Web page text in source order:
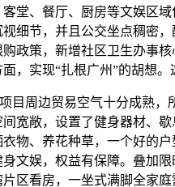
堂、餐厅、厨房等文娱区
细节，并且公交坐点稠密
政策，新增社区卫生办事
，实现“扎根广州”的胡想。
周边贸易空气十分成熟，
宽敞，设置了健身器材、
物、养花种草，一个好的
文娱，权益有保障。叠加
区看房，一坐式满脚全家